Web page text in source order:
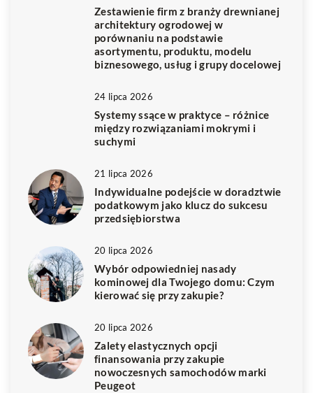
Zestawienie firm z branży drewnianej
architektury ogrodowej w
porównaniu na podstawie
asortymentu, produktu, modelu
biznesowego, usług i grupy docelowej
24 lipca 2026
Systemy ssące w praktyce – różnice
między rozwiązaniami mokrymi i
suchymi
21 lipca 2026
Indywidualne podejście w doradztwie
podatkowym jako klucz do sukcesu
przedsiębiorstwa
20 lipca 2026
Wybór odpowiedniej nasady
kominowej dla Twojego domu: Czym
kierować się przy zakupie?
20 lipca 2026
Zalety elastycznych opcji
finansowania przy zakupie
nowoczesnych samochodów marki
Peugeot